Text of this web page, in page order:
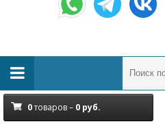
0товаров – 0 руб.